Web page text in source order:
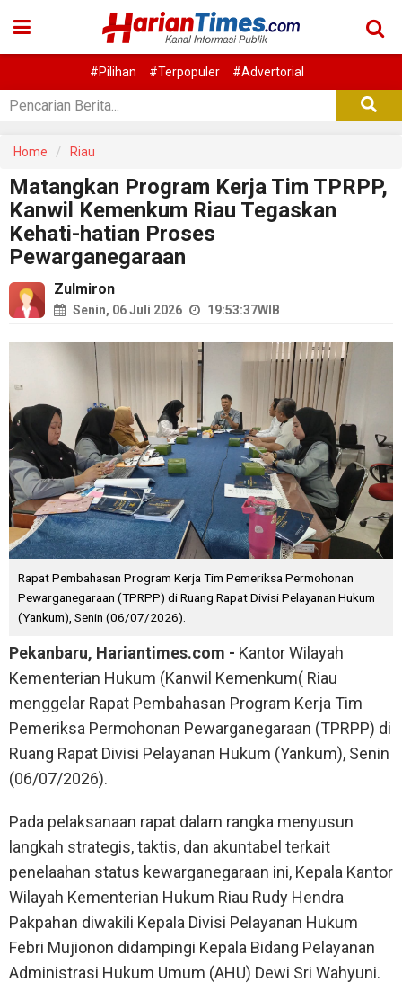
#Pilihan #Terpopuler #Advertorial
Home Riau
Matangkan Program Kerja Tim TPRPP,
Kanwil Kemenkum Riau Tegaskan
Kehati-hatian Proses
Pewarganegaraan
Zulmiron
Senin, 06 Juli 2026 19:53:37WIB
Rapat Pembahasan Program Kerja Tim Pemeriksa Permohonan
Pewarganegaraan (TPRPP) di Ruang Rapat Divisi Pelayanan Hukum
(Yankum), Senin (06/07/2026).
Pekanbaru, Hariantimes.com - Kantor Wilayah
Kementerian Hukum (Kanwil Kemenkum( Riau
menggelar Rapat Pembahasan Program Kerja Tim
Pemeriksa Permohonan Pewarganegaraan (TPRPP) di
Ruang Rapat Divisi Pelayanan Hukum (Yankum), Senin
(06/07/2026).
Pada pelaksanaan rapat dalam rangka menyusun
langkah strategis, taktis, dan akuntabel terkait
penelaahan status kewarganegaraan ini, Kepala Kantor
Wilayah Kementerian Hukum Riau Rudy Hendra
Pakpahan diwakili Kepala Divisi Pelayanan Hukum
Febri Mujionon didampingi Kepala Bidang Pelayanan
Administrasi Hukum Umum (AHU) Dewi Sri Wahyuni.